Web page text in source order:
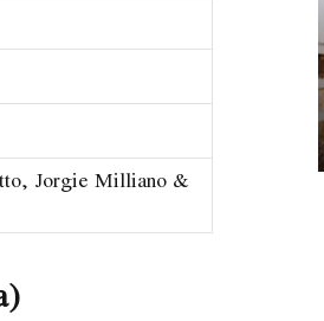
Jorgie Milliano &